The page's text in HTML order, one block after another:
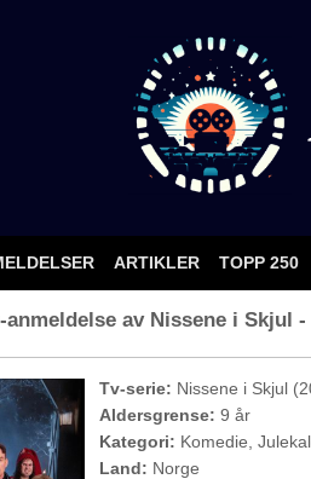
ARTIKLER TOPP 250
av Nissene i Skjul -
Tv-serie: Nissene i Skjul
Aldersgrense: 9 år
Kategori: Komedie,
Land: Norge